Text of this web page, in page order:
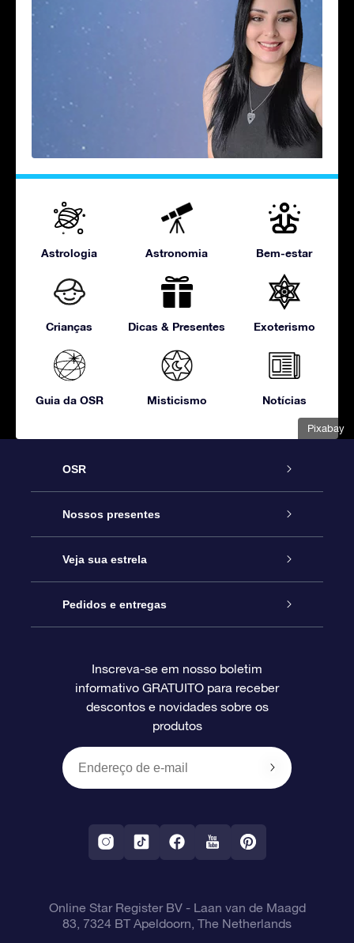
Pixabay
Astrologia Astronomia Bem-estar
Crianças Dicas & Presentes Exoterismo
Guia da OSR Misticismo Notícias
OSR
Serviço
Entre em contato conosco
Blog
Avaliações
Nossos presentes
Presente estrelar on-line
Pacote de presente da OSR
O cartão de presente da OSR
Presentes corporativos
Veja sua estrela
Star Register
Página estelar personalizada
Um Milhão de Estrelas
OSR Starsaver
Aplicativo RV Fly me to the stars
Pedidos e entregas
Informações de pagamento
Política de devolução
Constelações
Inscreva-se em nosso boletim
informativo GRATUITO para receber
descontos e novidades sobre os
produtos
Online Star Register BV- Laan van de Maagd
83, 7324 BT Apeldoorn, The Netherlands